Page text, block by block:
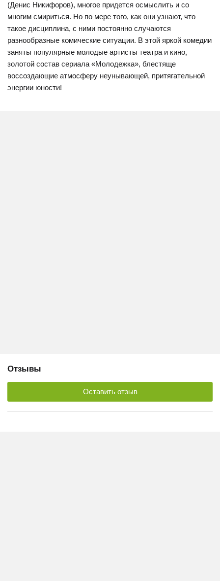
(Денис Никифоров), многое придется осмыслить и со
многим смириться. Но по мере того, как они узнают, что
такое дисциплина, с ними постоянно случаются
разнообразные комические ситуации. В этой яркой комедии
заняты популярные молодые артисты театра и кино,
золотой состав сериала «Молодежка», блестяще
воссоздающие атмосферу неунывающей, притягательной
энергии юности!
Отзывы
Оставить отзыв